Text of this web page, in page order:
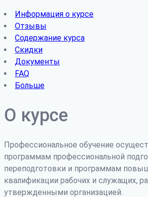
Информация о курсе
Отзывы
Содержание курса
Скидки
Документы
FAQ
Больше
О курсе
Профессиональное обучение
программам профессиональной
переподготовки и программам
квалификации рабочих и служащих,
утвержденными организацией.